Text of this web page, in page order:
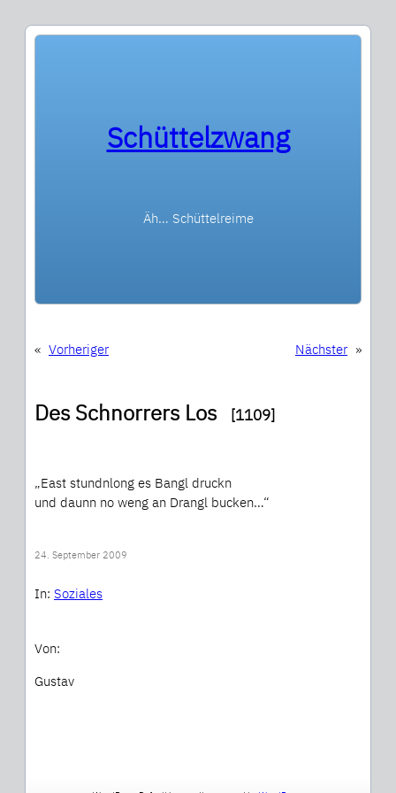
Schüttelzwang
Äh… Schüttelreime
« Vorheriger Nächster »
Des Schnorrers Los [1109]
„East stundnlong es Bangl druckn
und daunn no weng an Drangl bucken…“
24. September 2009
In: Soziales
Von:
Gustav